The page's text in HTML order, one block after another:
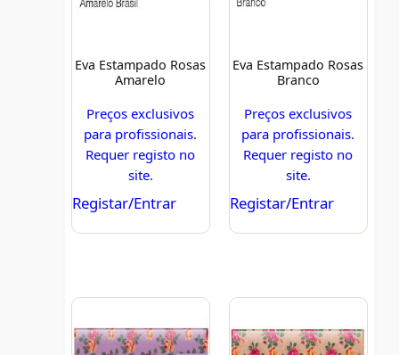
Eva Estampado Rosas
Amarelo
Preços exclusivos
para profissionais.
Requer registo no
site.
Registar/Entrar
Eva Estampado Rosas
Branco
Preços exclusivos
para profissionais.
Requer registo no
site.
Registar/Entrar